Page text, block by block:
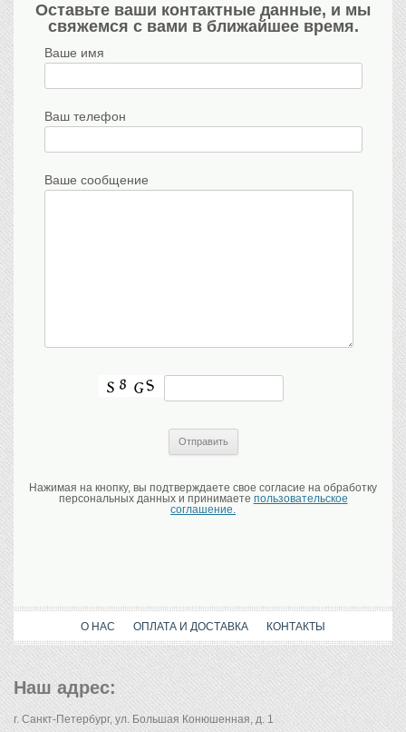
Оставьте ваши контактные данные, и мы
свяжемся с вами в ближайшее время.
Ваше имя
Ваш телефон
Ваше сообщение
Нажимая на кнопку, вы подтверждаете свое согласие на обработку
персональных данных и принимаете пользовательское
соглашение.
О НАС ОПЛАТА И ДОСТАВКА КОНТАКТЫ
Наш адрес:
г. Санкт-Петербург, ул. Большая Конюшенная, д. 1